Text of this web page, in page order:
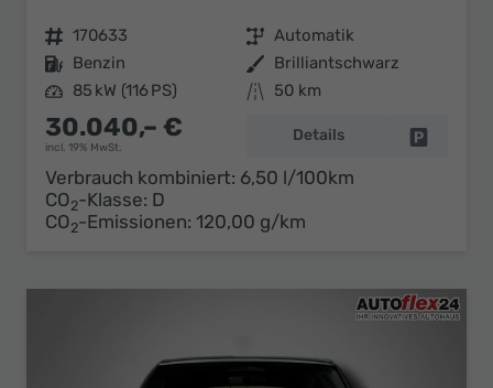
Fahrzeugnr. 170633 Getriebe Automatik
Kraftstoff Benzin Außenfarbe Brilliantschwarz
Leistung 85 kW (116 PS) Kilometerstand 50 km
30.040,– €
incl. 19% MwSt.
Details
Verbrauch kombiniert: 6,50 l/100km
CO2-Klasse: D
CO2-Emissionen: 120,00 g/km